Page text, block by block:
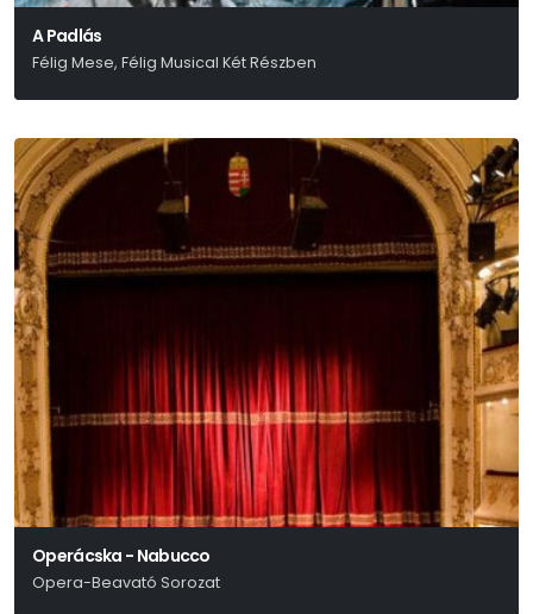
A Padlás
Félig Mese, Félig Musical Két Részben
Operácska - Nabucco
Opera-Beavató Sorozat